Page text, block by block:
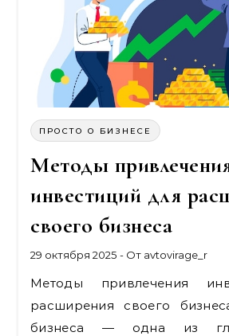
ПРОСТО О БИЗНЕСЕ
Методы
инвестиций для
своего бизнеса
29 октября 2025 - От avtovirage_r
Методы привлечения инвестиций для
расширения своего
бизнеса — одна из